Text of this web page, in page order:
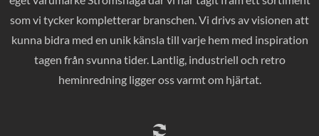
som vi tycker kompletterar branschen. Vi drivs av visionen att
kunna bidra med en unik känsla till varje hem med inspiration
tagen från svunna tider. Lantlig, industriell och retro
heminredning ligger oss varmt om hjärtat.